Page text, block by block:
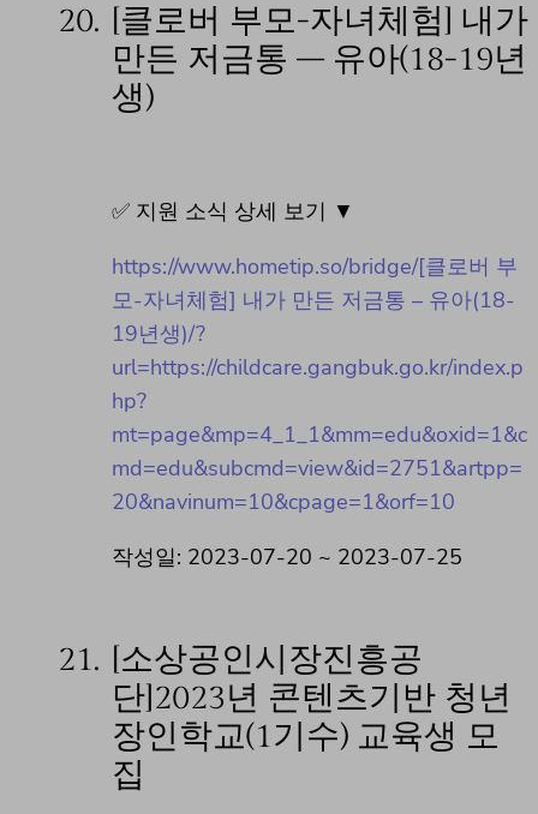
20.
[클로버 부모-자녀체험] 내가
만든 저금통 – 유아(18-19년
생)
✅ 지원 소식 상세 보기 ▼
https://www.hometip.so/bridge/[클로버 부
모-자녀체험] 내가 만든 저금통 – 유아(18-
19년생)/?
url=https://childcare.gangbuk.go.kr/index.p
hp?
mt=page&mp=4_1_1&mm=edu&oxid=1&c
md=edu&subcmd=view&id=2751&artpp=
20&navinum=10&cpage=1&orf=10
작성일: 2023-07-20 ~ 2023-07-25
21. [소상공인시장진흥공
단]2023년 콘텐츠기반 청년
장인학교(1기수) 교육생 모
집